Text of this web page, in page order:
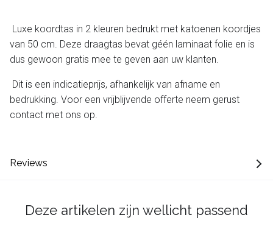
Luxe koordtas in 2 kleuren bedrukt met katoenen koordjes
van 50 cm. Deze draagtas bevat géén laminaat folie en is
dus gewoon gratis mee te geven aan uw klanten.
Dit is een indicatieprijs, afhankelijk van afname en
bedrukking. Voor een vrijblijvende offerte neem gerust
contact met ons op.
Reviews
Deze artikelen zijn wellicht passend